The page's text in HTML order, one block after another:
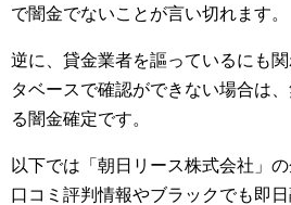
で闇金でないことが言い切れます。
逆に、貸金業者を謳っているにも
タベースで確認ができない場合は
る闇金確定です。
以下では「朝日リース株式会社」
口コミ評判情報やブラックでも即